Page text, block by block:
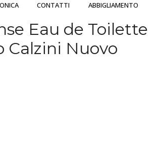
CONTATTI ABBIGLIAMENTO
Eau de Toilette
Calzini Nuovo